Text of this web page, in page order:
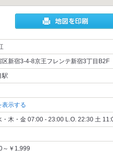
区新宿3-4-8京王フレンテ新宿3丁目B2F
駅
表示する
・木・金 07:00 - 23:00 L.O. 22:30 土
～￥1,999